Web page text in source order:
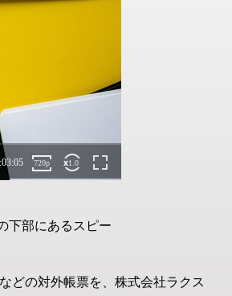
下部にあるスピー
どの対外帳票を、株式会社ラクス